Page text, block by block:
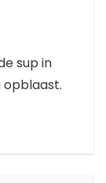
sup in
opblaast.